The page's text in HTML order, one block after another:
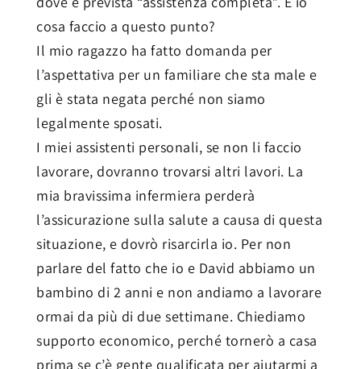
cosa faccio a questo punto?
Il mio ragazzo ha fatto domanda per
l’aspettativa per un familiare che sta male e
gli è stata negata perché non siamo
legalmente sposati.
I miei assistenti personali, se non li faccio
lavorare, dovranno trovarsi altri lavori. La
mia bravissima infermiera perderà
l’assicurazione sulla salute a causa di questa
situazione, e dovrò risarcirla io. Per non
parlare del fatto che io e David abbiamo un
bambino di 2 anni e non andiamo a lavorare
ormai da più di due settimane. Chiediamo
supporto economico, perché tornerò a casa
prima se c’è gente qualificata per aiutarmi a